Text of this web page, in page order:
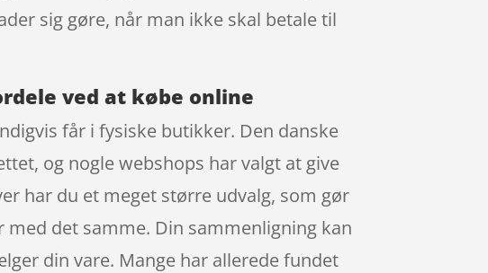
sig gøre, når man ikke skal betale til
ved at købe online
får i fysiske butikker. Den danske
og nogle webshops har valgt at give
har du et meget større udvalg, som gør
det samme. Din sammenligning kan
din vare. Mange har allerede fundet